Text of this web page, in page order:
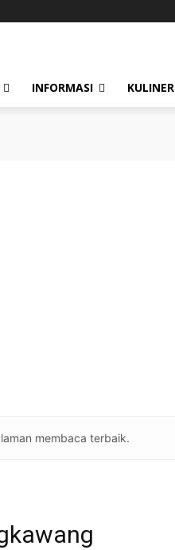
INFORMASI KULINER
membaca terbaik.